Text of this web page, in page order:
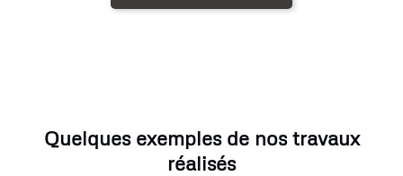
Quelques exemples de nos travaux
réalisés